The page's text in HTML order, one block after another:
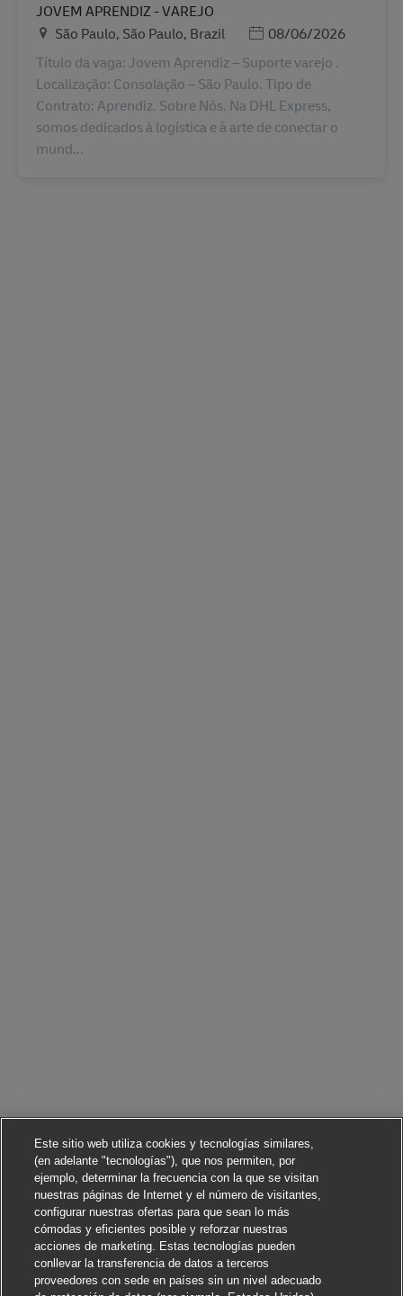
JOVEM APRENDIZ - VAREJO
Ubicación
São Paulo, São Paulo, Brazil Posted Date
08/06/2026
Título da vaga: Jovem Aprendiz – Suporte varejo .
Localização: Consolação – São Paulo. Tipo de
Contrato: Aprendiz. Sobre Nós. Na DHL Express,
somos dedicados à logística e à arte de conectar o
mund...
Este sitio web utiliza cookies y tecnologías similares,
(en adelante "tecnologías"), que nos permiten, por
ejemplo, determinar la frecuencia con la que se visitan
nuestras páginas de Internet y el número de visitantes,
configurar nuestras ofertas para que sean lo más
cómodas y eficientes posible y reforzar nuestras
acciones de marketing. Estas tecnologías pueden
conllevar la transferencia de datos a terceros
proveedores con sede en países sin un nivel adecuado